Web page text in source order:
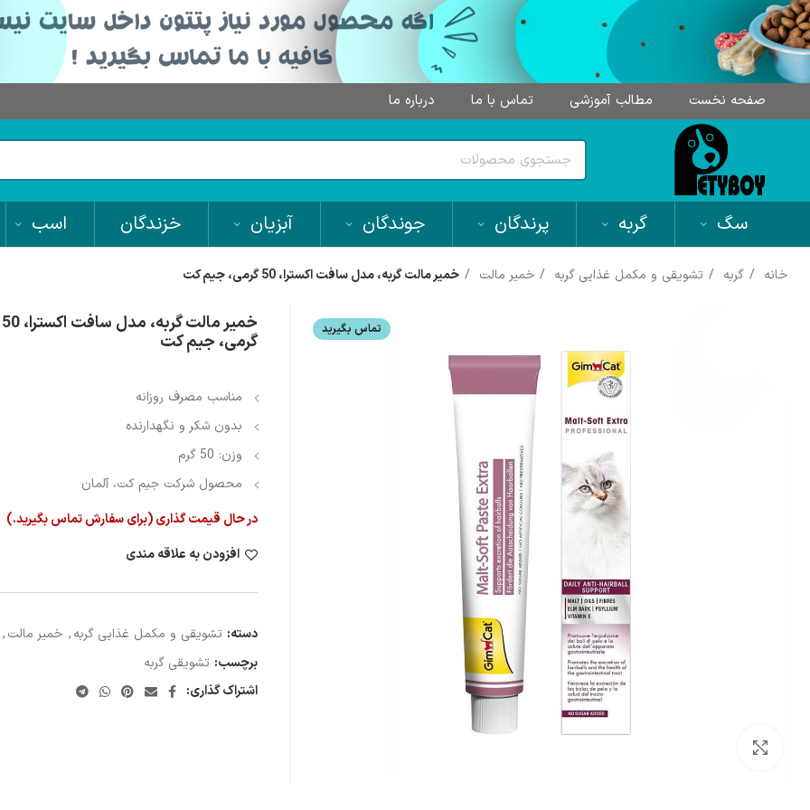
صفحه نخست مطالب آموزشی تماس با ما درباره ما
سگ گربه پرندگان جوندگان آبزیان خزندگان اسب
خانه گربه تشویقی و مکمل غذایی گربه خمیر مالت خمیر مالت گربه، مدل سافت اکسترا، 50 گرمی، جیم کت
تماس بگیرید خمیر مالت گربه، مدل سافت اکسترا، 50
گرمی، جیم کت
مناسب مصرف روزانه
بدون شکر و نگهدارنده
وزن: 50 گرم
محصول شرکت جیم کت، آلمان
در حال قیمت گذاری (برای سفارش تماس بگیرید.)
افزودن به علاقه مندی
دسته: تشویقی و مکمل غذایی گربه, خمیر مالت,
برچسب: تشویقی گربه
اشتراک گذاری: